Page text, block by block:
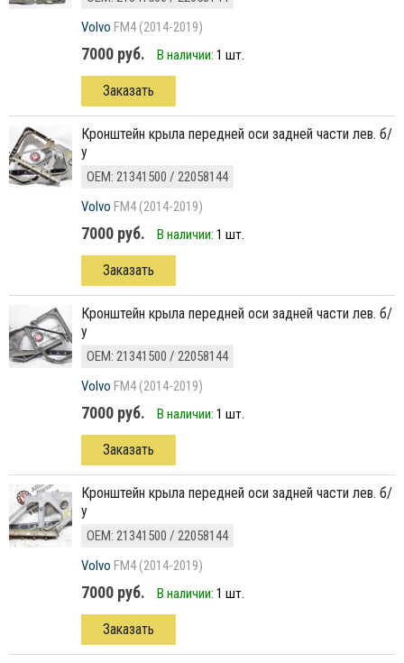
Volvo FM4 (2014-2019)
7000 руб. В наличии: 1 шт.
Заказать
кронштейн крыла передней оси задней части лев. б/
у
ОЕМ: 21341500 / 22058144
Volvo FM4 (2014-2019)
7000 руб. В наличии: 1 шт.
Заказать
кронштейн крыла передней оси задней части лев. б/
у
ОЕМ: 21341500 / 22058144
Volvo FM4 (2014-2019)
7000 руб. В наличии: 1 шт.
Заказать
кронштейн крыла передней оси задней части лев. б/
у
ОЕМ: 21341500 / 22058144
Volvo FM4 (2014-2019)
7000 руб. В наличии: 1 шт.
Заказать